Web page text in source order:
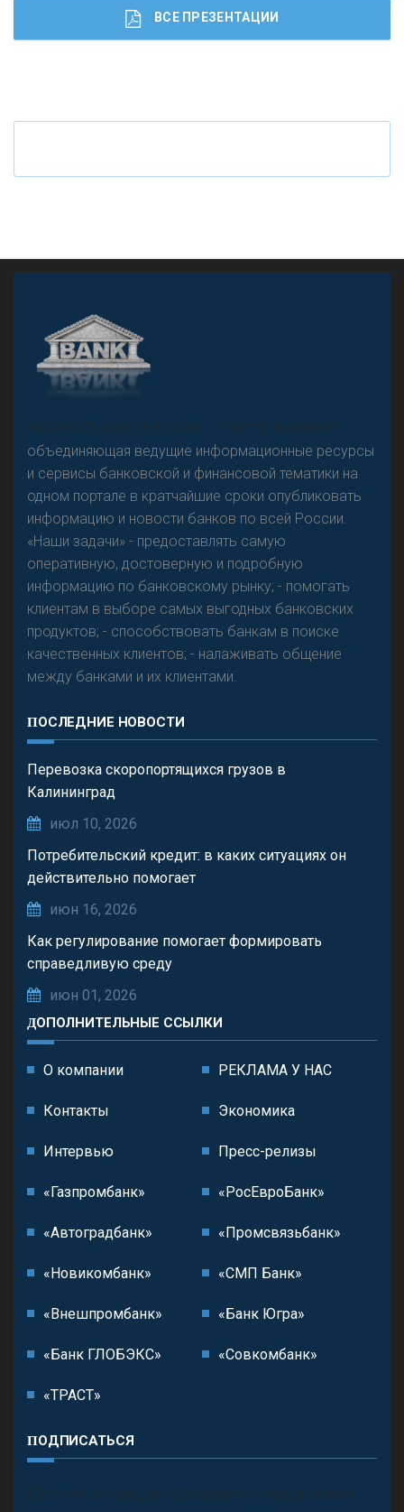
Резкого разворота на рынке автокредитов не
предвидится - «Интервью»
Что будет с наличными деньгами при цифровом
ВСЕ ПРЕЗЕНТАЦИИ
«Н
овости Банков России» – группа компаний,
объединяющая ведущие информационные ресурсы
и сервисы банковской и финансовой тематики на
одном портале в кратчайшие сроки опубликовать
информацию и новости банков по всей России.
«Наши задачи» - предоставлять самую
оперативную, достоверную и подробную
информацию по банковскому рынку; - помогать
клиентам в выборе самых выгодных банковских
продуктов; - способствовать банкам в поиске
качественных клиентов; - налаживать общение
между банками и их клиентами.
ПОСЛЕДНИЕ НОВОСТИ
Перевозка скоропортящихся грузов в
Калининград
июл 10, 2026
Потребительский кредит: в каких ситуациях он
действительно помогает
июн 16, 2026
Как регулирование помогает формировать
справедливую среду
июн 01, 2026
ДОПОЛНИТЕЛЬНЫЕ ССЫЛКИ
О компании РЕКЛАМА У НАС
Контакты Экономика
Интервью Пресс-релизы
«Газпромбанк» «РосЕвроБанк»
«Автоградбанк» «Промсвязьбанк»
«Новикомбанк» «СМП Банк»
«Внешпромбанк» «Банк Югра»
«Банк ГЛОБЭКС» «Совкомбанк»
«ТРАСТ»
ПОДПИСАТЬСЯ
П олучить последние обновления и предложения.